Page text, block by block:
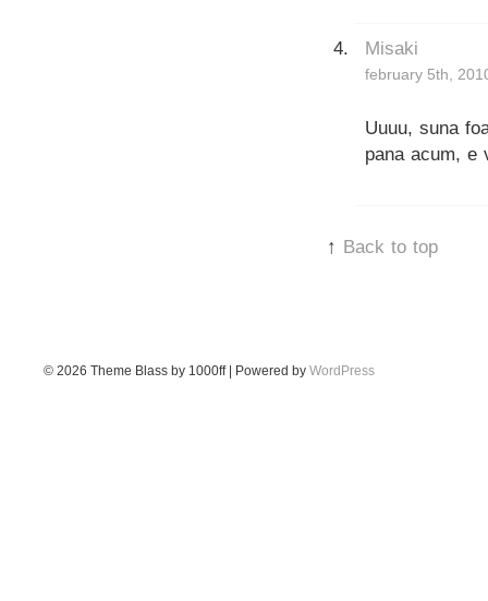
Misaki
february 5th,
Uuuu, suna
pana acum, e
↑ Back to top
© 2026 Theme Blass by 1000ff | Powered by WordPress